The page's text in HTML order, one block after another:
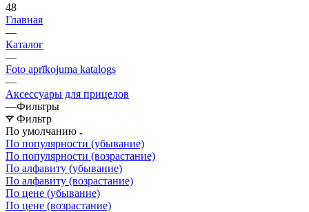
48
Главная
—
Каталог
—
Foto aprīkojuma katalogs
—
Аксессуары для прицелов
—Фильтры
Фильтр
По умолчанию
По популярности (убывание)
По популярности (возрастание)
По алфавиту (убывание)
По алфавиту (возрастание)
По цене (убывание)
По цене (возрастание)